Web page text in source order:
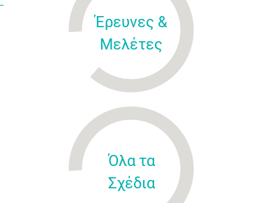
Έρευνες &
Μελέτες
Όλα τα
Σχέδια